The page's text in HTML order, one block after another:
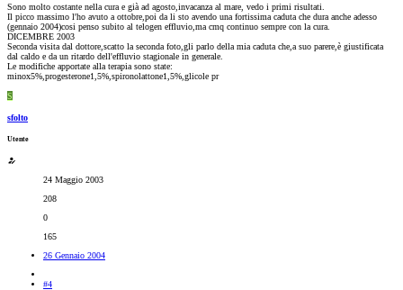
Sono molto costante nella cura e già ad agosto,invacanza al mare, vedo i primi risultati.
Il picco massimo l'ho avuto a ottobre,poi da li sto avendo una fortissima caduta che dura anche adesso
(gennaio 2004)cosi penso subito al telogen effluvio,ma cmq continuo sempre con la cura.
DICEMBRE 2003
Seconda visita dal dottore,scatto la seconda foto,gli parlo della mia caduta che,a suo parere,è giustificata
dal caldo e da un ritardo dell'effluvio stagionale in generale.
Le modifiche apportate alla terapia sono state:
minox5%,progesterone1,5%,spironolattone1,5%,glicole pr
S
sfolto
Utente
24 Maggio 2003
208
0
165
26 Gennaio 2004
#4